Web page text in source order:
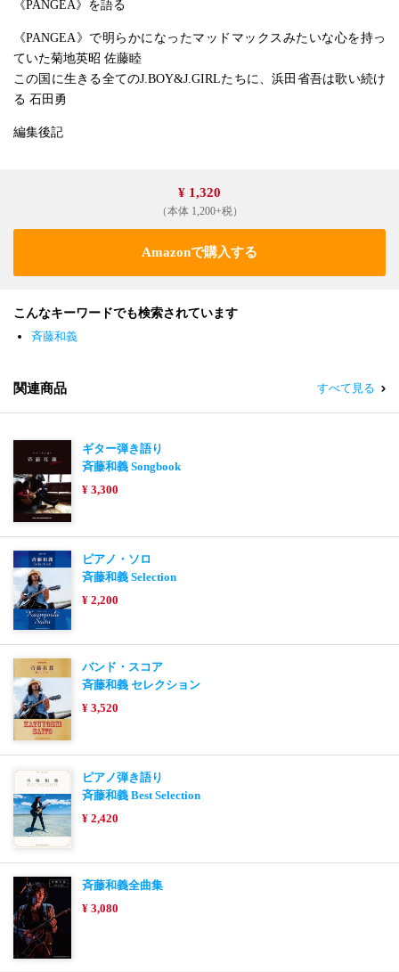
《PANGEA》を語る
《PANGEA》で明らかになったマッドマックスみたいな心を持っ
ていた菊地英昭 佐藤睦
この国に生きる全てのJ.BOY&J.GIRLたちに、浜田省吾は歌い続け
る 石田勇
編集後記
¥ 1,320
（本体 1,200+税）
Amazonで購入する
こんなキーワードでも検索されています
斉藤和義
関連商品 すべて見る
ギター弾き語り
斉藤和義 Songbook
¥ 3,300
ピアノ・ソロ
斉藤和義 Selection
¥ 2,200
バンド・スコア
斉藤和義 セレクション
¥ 3,520
ピアノ弾き語り
斉藤和義 Best Selection
¥ 2,420
斉藤和義全曲集
¥ 3,080